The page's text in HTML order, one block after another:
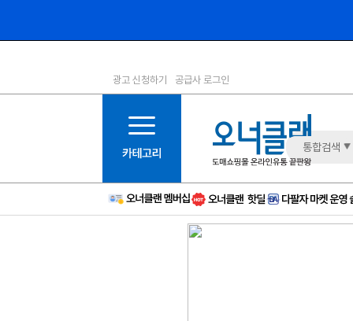
1등급
6등급
11등급
12등급
15등급
16등급
광고 신청하기 공급사 로그인
통합검색